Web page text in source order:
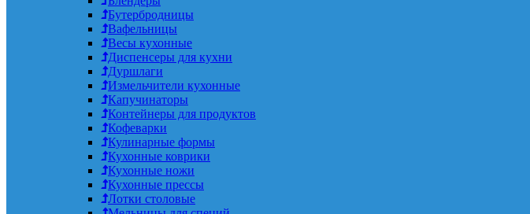
Бутербродницы
Вафельницы
Весы кухонные
Диспенсеры для кухни
Дуршлаги
Измельчители кухонные
Капучинаторы
Контейнеры для продуктов
Кофеварки
Кулинарные формы
Кухонные коврики
Кухонные ножи
Кухонные прессы
Лотки столовые